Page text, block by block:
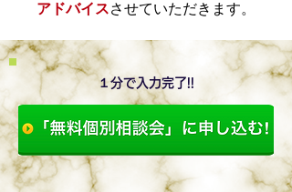
アドバイスさせていただきます。
１分で入力完了!!